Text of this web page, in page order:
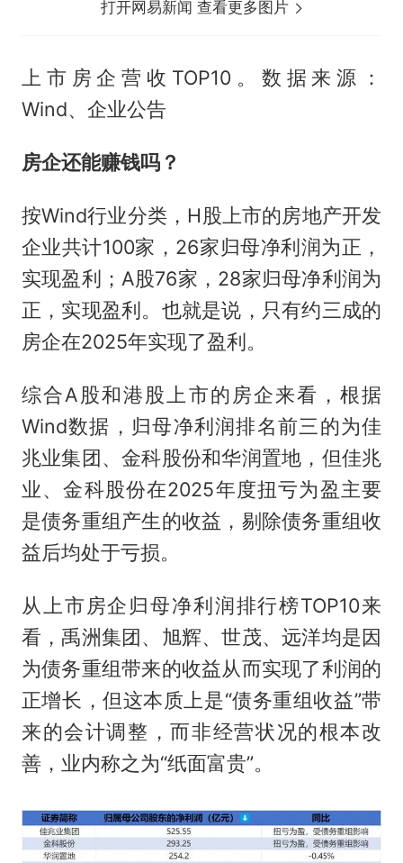
打开网易新闻 查看更多图片
上市房企营收TOP10。数据来源：
Wind、企业公告
房企还能赚钱吗？
按Wind行业分类，H股上市的房地产开发
企业共计100家，26家归母净利润为正，
实现盈利；A股76家，28家归母净利润为
正，实现盈利。也就是说，只有约三成的
房企在2025年实现了盈利。
综合A股和港股上市的房企来看，根据
Wind数据，归母净利润排名前三的为佳
兆业集团、金科股份和华润置地，但佳兆
业、金科股份在2025年度扭亏为盈主要
是债务重组产生的收益，剔除债务重组收
益后均处于亏损。
从上市房企归母净利润排行榜TOP10来
看，禹洲集团、旭辉、世茂、远洋均是因
为债务重组带来的收益从而实现了利润的
正增长，但这本质上是“债务重组收益”带
来的会计调整，而非经营状况的根本改
善，业内称之为“纸面富贵”。